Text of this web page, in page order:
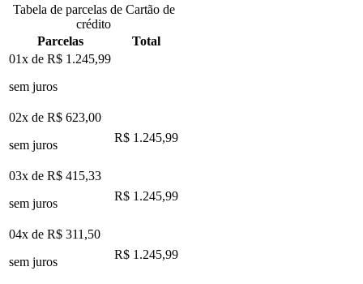
Tabela de parcelas de Cartão de
crédito
Parcelas
Total
01x de R$ 1.245,99
sem juros
02x de R$ 623,00
sem juros
R$ 1.245,99
03x de R$ 415,33
sem juros
R$ 1.245,99
04x de R$ 311,50
sem juros
R$ 1.245,99